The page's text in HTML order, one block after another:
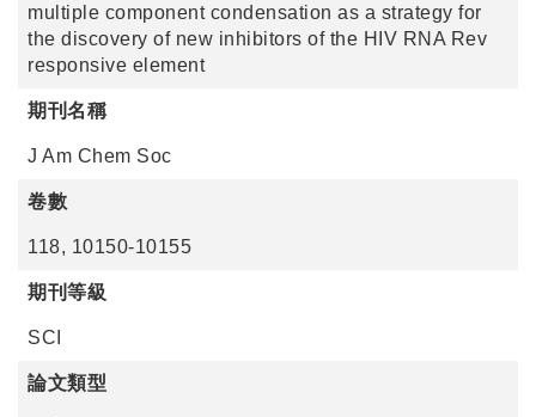
multiple component condensation as a strategy for
the discovery of new inhibitors of the HIV RNA Rev
responsive element
期刊名稱
J Am Chem Soc
卷數
118, 10150-10155
期刊等級
SCI
論文類型